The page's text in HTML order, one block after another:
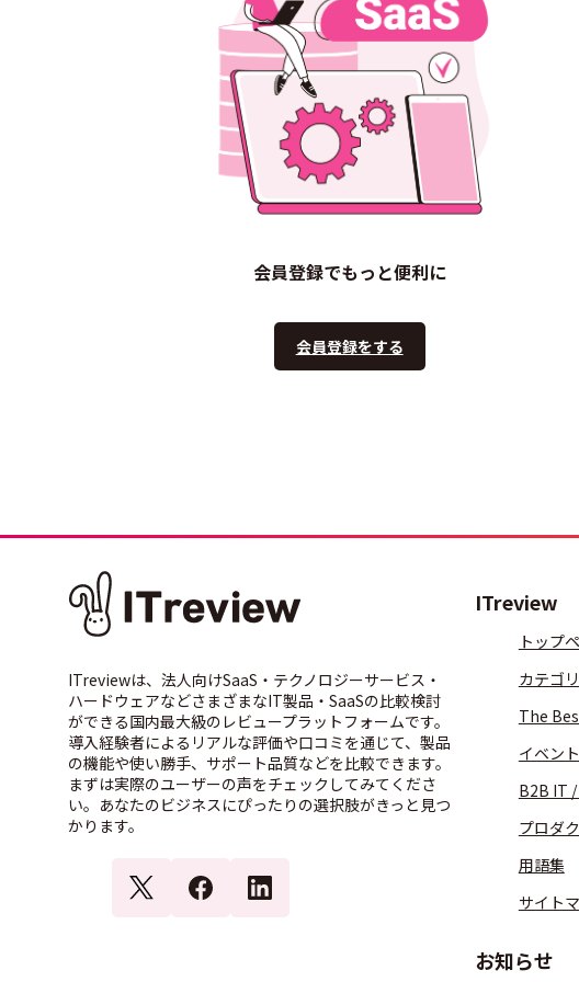
会員登録でもっと便利に
会員登録をする
ITreviewは、法人向けSaaS・テクノロジーサービス・
ハードウェアなどさまざまなIT製品・SaaSの比較検討
ができる国内最大級のレビュープラットフォームです。
導入経験者によるリアルな評価や口コミを通じて、製品
の機能や使い勝手、サポート品質などを比較できます。
まずは実際のユーザーの声をチェックしてみてくださ
い。あなたのビジネスにぴったりの選択肢がきっと見つ
かります。
ITreview
トップ
カテゴ
The
イベン
B2B IT
プロダ
用語集
サイト
お知らせ